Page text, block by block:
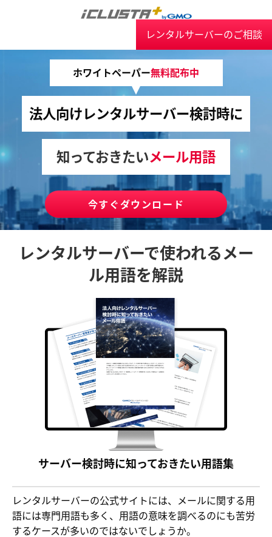
レンタルサーバーのご相談
ホワイトペーパー無料配布中
法人向けレンタルサーバー検討時に
知っておきたいメール用語
今すぐダウンロード
レンタルサーバーで使われるメー
ル用語を解説
サーバー検討時に知っておきたい用語集
レンタルサーバーの公式サイトには、メールに関する用
語には専門用語も多く、用語の意味を調べるのにも苦労
するケースが多いのではないでしょうか。